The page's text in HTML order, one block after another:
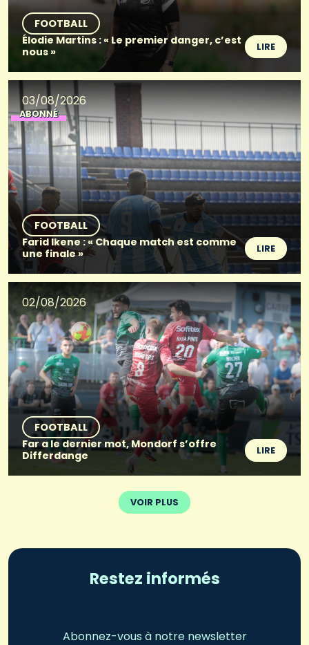
FOOTBALL
Élodie Martins : « Le premier danger, c’est
nous »
LIRE
03/08/2026
ABONNÉ
FOOTBALL
Farid Ikene : « Chaque match est comme
une finale »
LIRE
02/08/2026
FOOTBALL
Far a le dernier mot, Mondorf s’offre
Differdange
LIRE
VOIR PLUS
Restez informés
Abonnez-vous à notre newsletter